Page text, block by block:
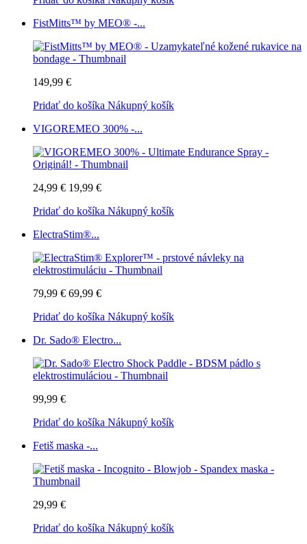
FistMitts™ by MEO® -...
149,99 €
Pridať do košíka Nákupný košík
VIGOREMEO 300% -...
24,99 € 19,99 €
Pridať do košíka Nákupný košík
ElectraStim®...
79,99 € 69,99 €
Pridať do košíka Nákupný košík
Dr. Sado® Electro...
99,99 €
Pridať do košíka Nákupný košík
Fetiš maska -...
29,99 €
Pridať do košíka Nákupný košík